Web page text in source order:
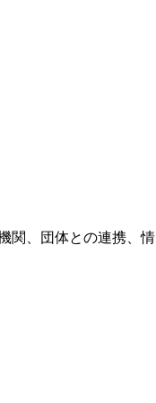
関、団体との連携、情